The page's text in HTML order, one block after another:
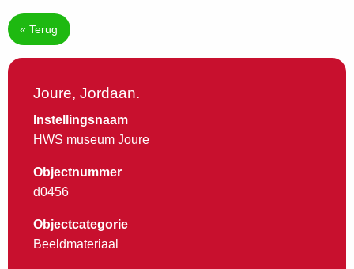
« Terug
Joure, Jordaan.
Instellingsnaam
HWS museum Joure
Objectnummer
d0456
Objectcategorie
Beeldmateriaal